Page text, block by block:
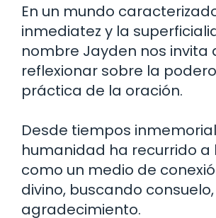
En un mundo
inmediatez y la
nombre Jayden nos invita
reflexionar sobre la
práctica de la oración.
Desde tiempos
humanidad ha recurrido a
como un medio de
divino, buscando
agradecimiento.